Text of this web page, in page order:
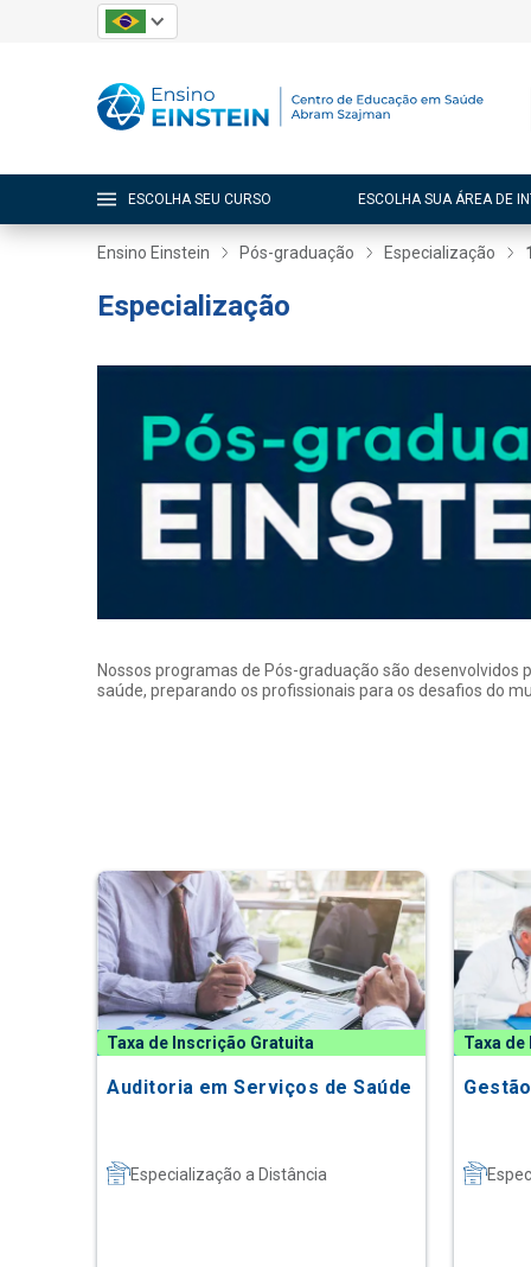
ESCOLHA SEU CURSO ESCOLHA SUA ÁREA DE
Ensino Einstein Pós-graduação Especialização
Especialização
Nossos programas de Pós-graduação são desenvolvidos
saúde, preparando os profissionais para os desafios do
Taxa de Inscrição Gratuita
Auditoria em Serviços de Saúde
Especialização a Distância
Taxa